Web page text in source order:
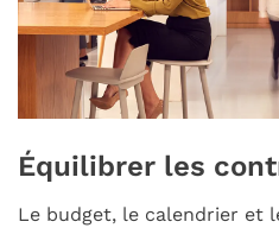
Équilibrer les
Le budget, le calendrier et